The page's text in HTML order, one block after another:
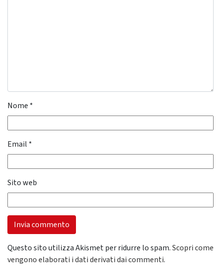
Nome *
Email *
Sito web
Questo sito utilizza Akismet per ridurre lo spam.Scopri come
vengono elaborati i dati derivati dai commenti.